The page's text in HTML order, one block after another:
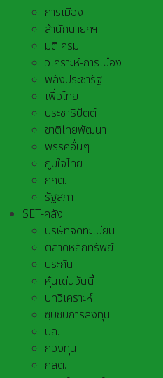
การเมือง
สำนักนายกฯ
มติ ครม.
วิเคราะห์-การเมือง
พลังประชารัฐ
เพื่อไทย
ประชาธิปัตต์
ชาติไทยพัฒนา
พรรคอื่นๆ
ภูมิใจไทย
กกต.
รัฐสภา
SET-คลัง
บริษัทจดทะเบียน
ตลาดหลักทรัพย์
ประกัน
หุ้นเด่นวันนี้
บทวิเคราะห์
ซุบซิบการลงทุน
บล.
กองทุน
กลต.